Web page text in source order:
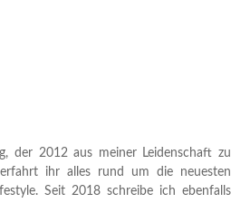
der 2012 aus meiner Leidenschaft zu
ihr alles rund um die neuesten
Seit 2018 schreibe ich ebenfalls